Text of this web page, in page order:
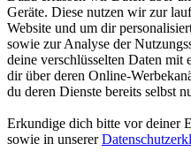
Geräte. Diese nutzen wir zur
Website und um dir
sowie zur Analyse der
deine verschlüsselten Daten mit
dir über deren Online-
du deren Dienste bereits selbst
Erkundige dich bitte vor deiner
sowie in unserer